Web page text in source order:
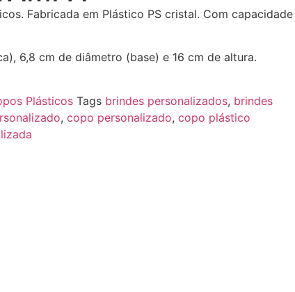
Fabricada em Plástico PS cristal. Com capacidade
6,8 cm de diâmetro (base) e 16 cm de altura.
Plásticos Tags brindes personalizados, brindes
,copo personalizado,copo plástico